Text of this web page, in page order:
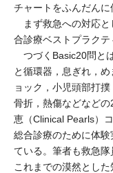
チャートをふんだんに
まず救急への対応と
合診療ベストプラクテ
つづくBasic20問と
と循環器，息ぎれ，
ョック，小児頭部打
骨折，熱傷などなど
恵（Clinical Pearls）
総合診療のために体
ている。筆者も救急
これまでの漠然とした